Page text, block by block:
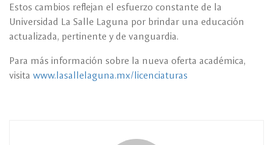
Estos cambios reflejan el esfuerzo constante de la
Universidad La Salle Laguna por brindar una educación
actualizada, pertinente y de vanguardia.
Para más información sobre la nueva oferta académica,
visita www.lasallelaguna.mx/licenciaturas